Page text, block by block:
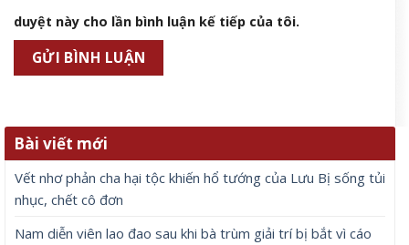
duyệt này cho lần bình luận kế tiếp của tôi.
Bài viết mới
Vết nhơ phản cha hại tộc khiến hổ tướng của Lưu Bị sống tủi
nhục, chết cô đơn
Nam diễn viên lao đao sau khi bà trùm giải trí bị bắt vì cáo